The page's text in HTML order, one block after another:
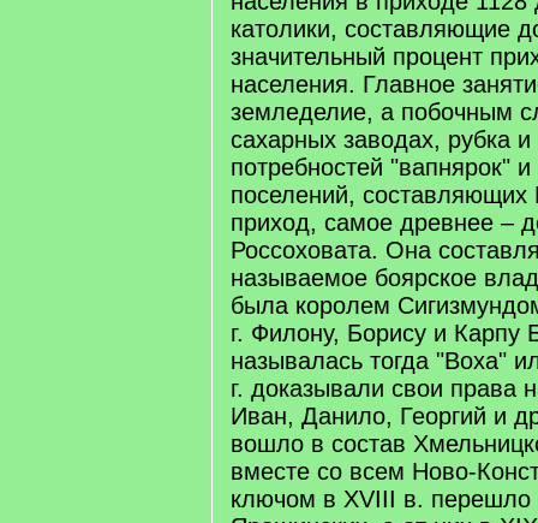
католики, составляющие
значительный процент
населения. Главное
земледелие, а побочным
сахарных заводах, рубка
потребностей "вапнярок"
поселений, составляющих
приход, самое древнее –
Россоховата. Она
называемое боярское
была королем
г. Филону, Борису и Карпу
называлась тогда "Воха"
г. доказывали свои права
Иван, Данило, Георгий и
вошло в состав
вместе со всем Ново-
ключом в XVIII в. перешло